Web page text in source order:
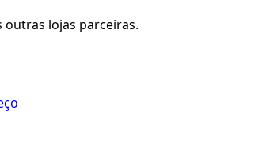
lojas parceiras.